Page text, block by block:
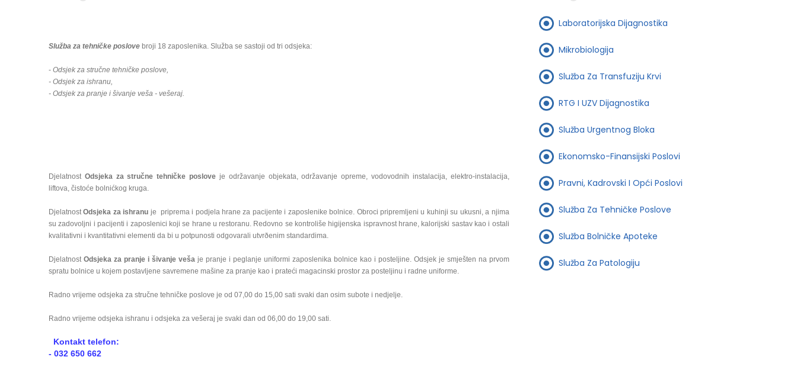
Služba za tehničke poslove broji 18 zaposlenika. Služba se sastoji od tri odsjeka:
- Odsjek za stručne tehničke poslove,
- Odsjek za ishranu,
- Odsjek za pranje i šivanje veša - vešeraj.
Djelatnost Odsjeka za stručne tehničke poslove je održavanje objekata, održavanje opreme, vodovodnih instalacija, elektro-instalacija,
liftova, čistoće bolnićkog kruga.
DjelatnostOdsjeka za ishranu je priprema i podjela hrane za pacijente i zaposlenike bolnice. Obroci pripremljeni u kuhinji su ukusni, a njima
su zadovoljni i pacijenti i zaposlenici koji se hrane u restoranu. Redovno se kontroliše higijenska ispravnost hrane, kalorijski sastav kao i ostali
kvalitativni i kvantitativni elementi da bi u potpunosti odgovarali utvrðenim standardima.
Djelatnost Odsjeka za pranje i šivanje vešaje pranje i peglanje uniformi zaposlenika bolnice kao i posteljine. Odsjek je smješten na prvom
spratu bolnice u kojem postavljene savremene mašine za pranje kao i prateći magacinski prostor za posteljinu i radne uniforme.
Radno vrijeme odsjeka za stručne tehničke poslove je od 07,00 do 15,00 sati svaki dan osim subote i nedjelje.
Radno vrijeme odsjeka ishranu i odsjeka za vešeraj je svaki dan od 06,00 do 19,00 sati.
Kontakt telefon:
- 032 650 662
Laboratorijska Dijagnostika
Mikrobiologija
Služba Za Transfuziju Krvi
RTG I UZV Dijagnostika
Služba Urgentnog Bloka
Ekonomsko-Finansijski Poslovi
Pravni, Kadrovski I Opći Poslovi
Služba Za Tehničke Poslove
Služba Bolničke Apoteke
Služba Za Patologiju